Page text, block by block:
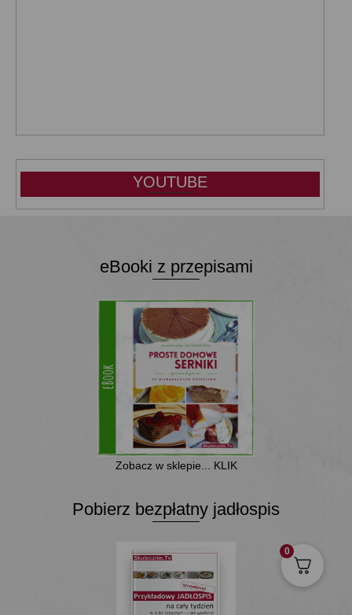
YOUTUBE
eBooki z przepisami
Zobacz w sklepie... KLIK
Pobierz bezpłatny jadłospis
0